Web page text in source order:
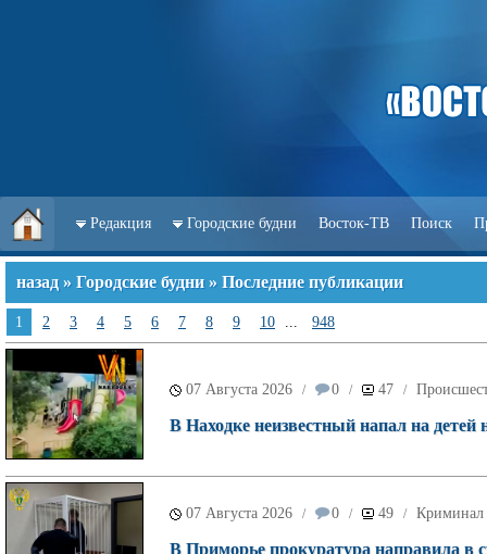
Редакция Городские будни Восток-ТВ Поиск
назад » Городские будни » Последние публикации
1 2 3 4 5 6 7 8 9 10 ... 948
07 Августа 2026 / 0 / 47 /
В Находке неизвестный напал на детей
07 Августа 2026 / 0 / 49 / Криминал
В Приморье прокуратура направила в